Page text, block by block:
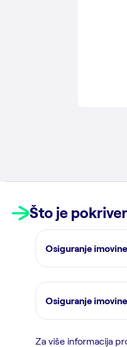
Što je
Osiguranje
Osiguranje
Za više informacija